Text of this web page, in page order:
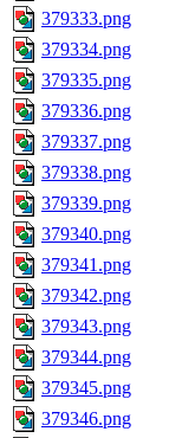
379333.png
379334.png
379335.png
379336.png
379337.png
379338.png
379339.png
379340.png
379341.png
379342.png
379343.png
379344.png
379345.png
379346.png